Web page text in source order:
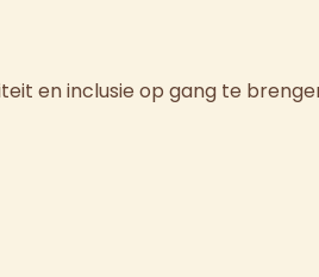
en inclusie op gang te